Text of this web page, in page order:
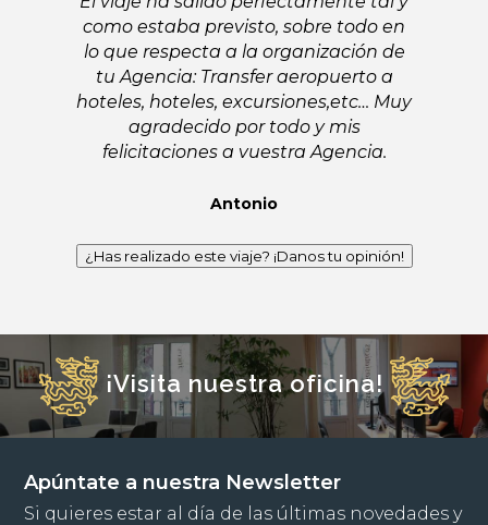
como estaba previsto, sobre todo en
lo que respecta a la organización de
tu Agencia: Transfer aeropuerto a
hoteles, hoteles, excursiones,etc… Muy
agradecido por todo y mis
felicitaciones a vuestra Agencia.
Antonio
¿Has realizado este viaje? ¡Danos tu opinión!
¡Visita nuestra oficina!
Apúntate a nuestra Newsletter
Si quieres estar al día de las últimas novedades y